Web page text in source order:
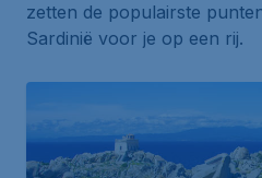
zetten de populairste
Sardinië voor je op een rij.